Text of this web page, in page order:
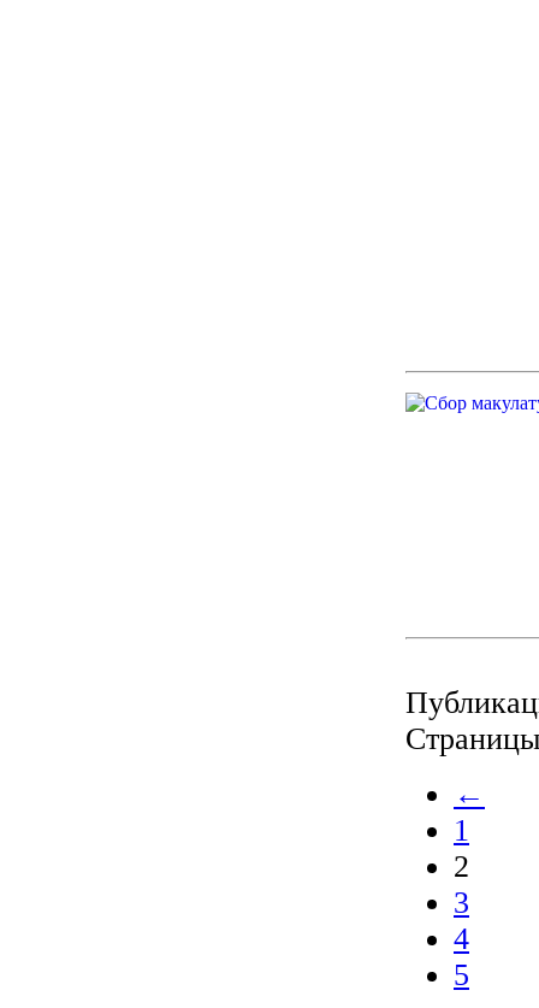
←
1
2
3
4
5